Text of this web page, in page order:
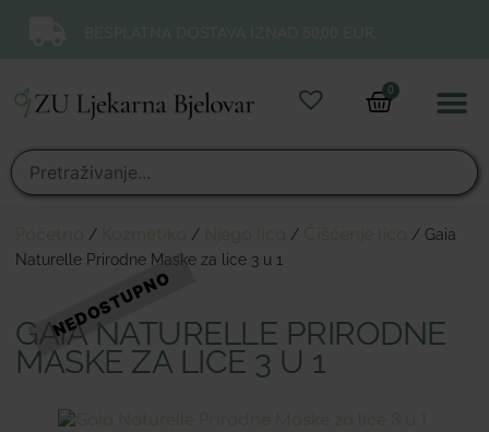
0
/ / /
/ Gaia
Naturelle Prirodne Maske za lice 3 u 1
GAIA NATURELLE PRIRODNE
MASKE ZA LICE 3 U 1